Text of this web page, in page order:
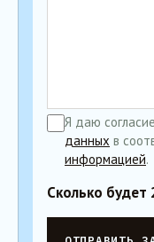
Я даю
данных в
информацией.
Сколько будет